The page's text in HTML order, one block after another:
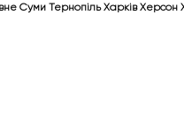
Суми Тернопіль Харків